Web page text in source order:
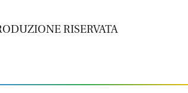
RISERVATA